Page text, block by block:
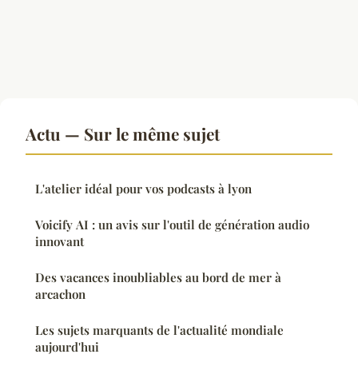
Actu — Sur le même sujet
L'atelier idéal pour vos podcasts à lyon
Voicify AI : un avis sur l'outil de génération audio
innovant
Des vacances inoubliables au bord de mer à
arcachon
Les sujets marquants de l'actualité mondiale
aujourd'hui